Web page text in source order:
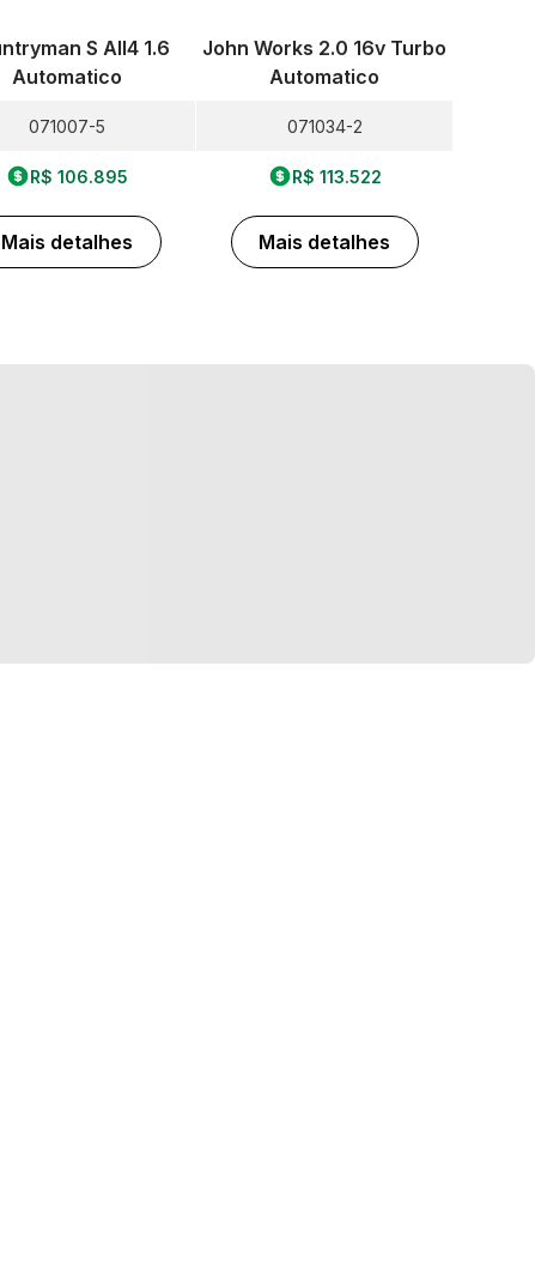
S All4 1.6
Automatico
071007-5
R$ 106.895
Mais detalhes
John Works 2.0 16v Turbo
Automatico
071034-2
R$ 113.522
Mais detalhes